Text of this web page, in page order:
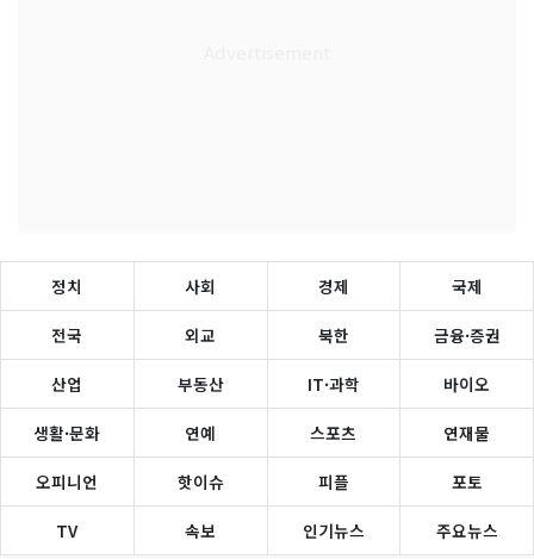
정치 사회 경제 국제
전국 외교 북한 금융·증권
산업 부동산 IT·과학 바이오
생활·문화 연예 스포츠 연재물
오피니언 핫이슈 피플 포토
TV 속보 인기뉴스 주요뉴스